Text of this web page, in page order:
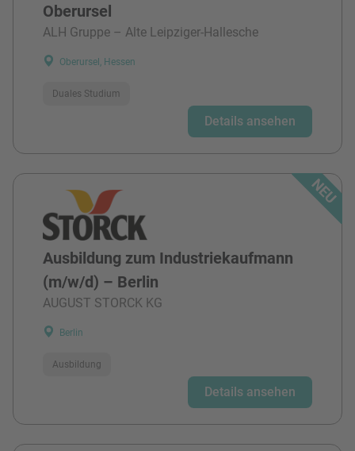
Oberursel
ALH Gruppe – Alte Leipziger-Hallesche
Oberursel, Hessen
Duales Studium
Details ansehen
Ausbildung zum Industriekaufmann
(m/w/d) – Berlin
AUGUST STORCK KG
Berlin
Ausbildung
Details ansehen